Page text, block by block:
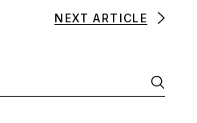
NEXT ARTICLE